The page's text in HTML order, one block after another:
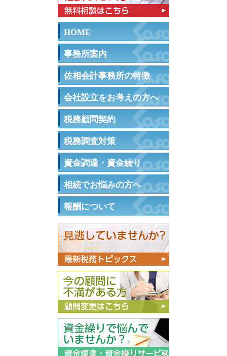
HOME
事務所案内
佐相会計事務所の特徴
会社設立をお考えの方へ
税務顧問契約
税務調査対策
資金調達・資金繰り
相続でお悩みの方へ
報酬について